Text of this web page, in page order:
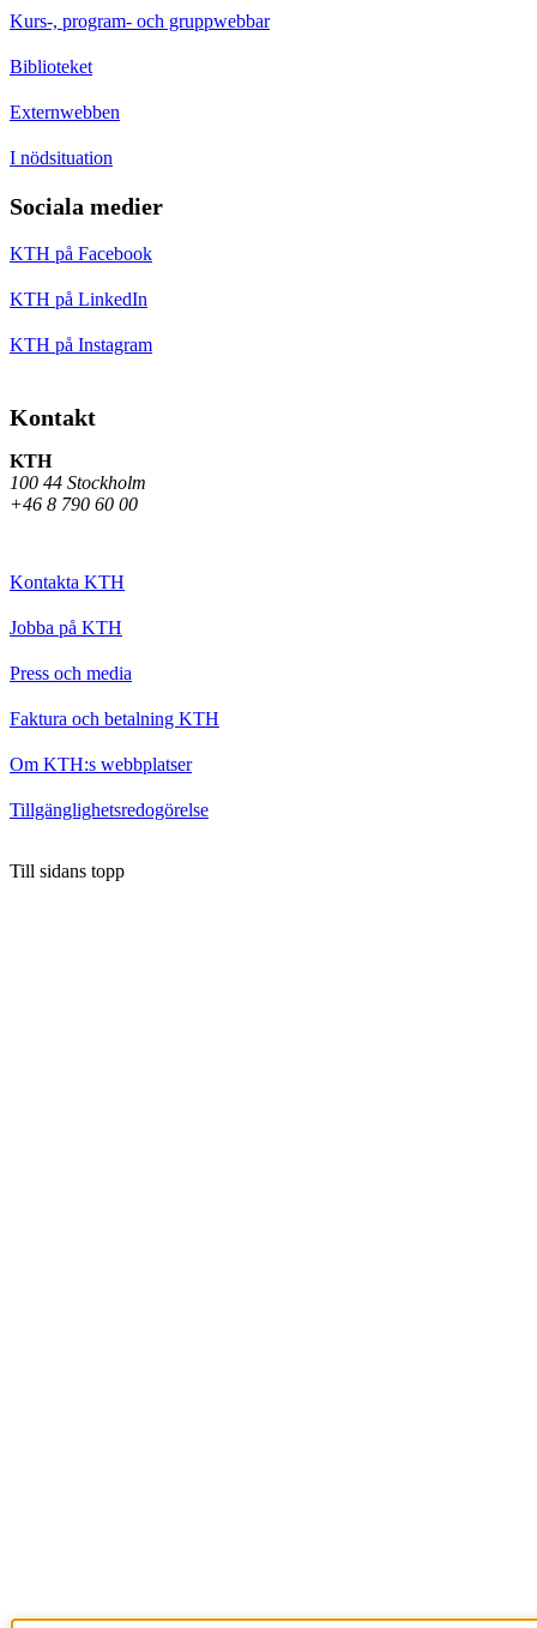
Kurs-, program- och gruppwebbar
Biblioteket
Externwebben
I nödsituation
Sociala medier
KTH på Facebook
KTH på LinkedIn
KTH på Instagram
Kontakt
KTH
100 44 Stockholm
+46 8 790 60 00
Kontakta KTH
Jobba på KTH
Press och media
Faktura och betalning KTH
Om KTH:s webbplatser
Tillgänglighetsredogörelse
Till sidans topp